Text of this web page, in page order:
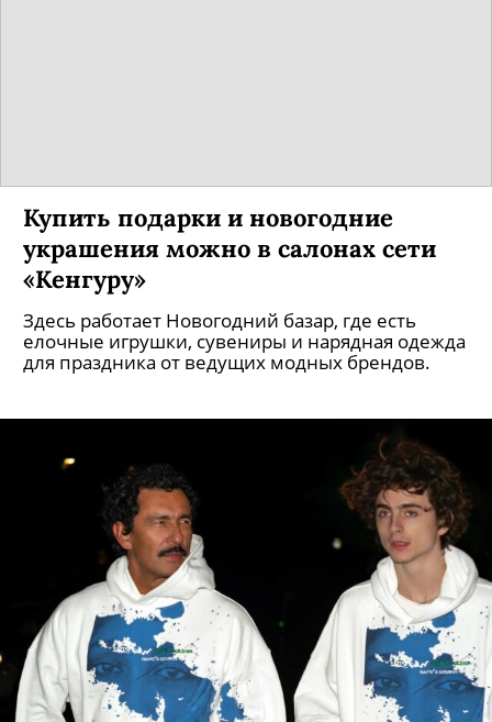
Купить подарки и новогодние
украшения можно в салонах сети
«Кенгуру»
Здесь работает Новогодний базар, где есть
елочные игрушки, сувениры и нарядная одежда
для праздника от ведущих модных брендов.